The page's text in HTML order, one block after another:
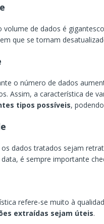
volume de dados é
que se tornam
o número de dados
Assim, a característica de
tipos possíveis,
os dados tratados sejam
é sempre importante
refere-se muito à
extraídas sejam úteis.